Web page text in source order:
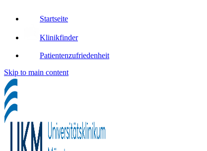
Startseite
Klinikfinder
Patientenzufriedenheit
Skip to main content